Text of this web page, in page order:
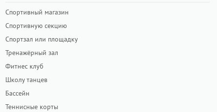
Спортивный магазин
Спортивную секцию
Спортзал или площадку
Тренажёрный зал
Фитнес клуб
Школу танцев
Бассейн
Теннисные корты